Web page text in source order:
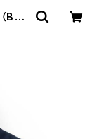
BLU